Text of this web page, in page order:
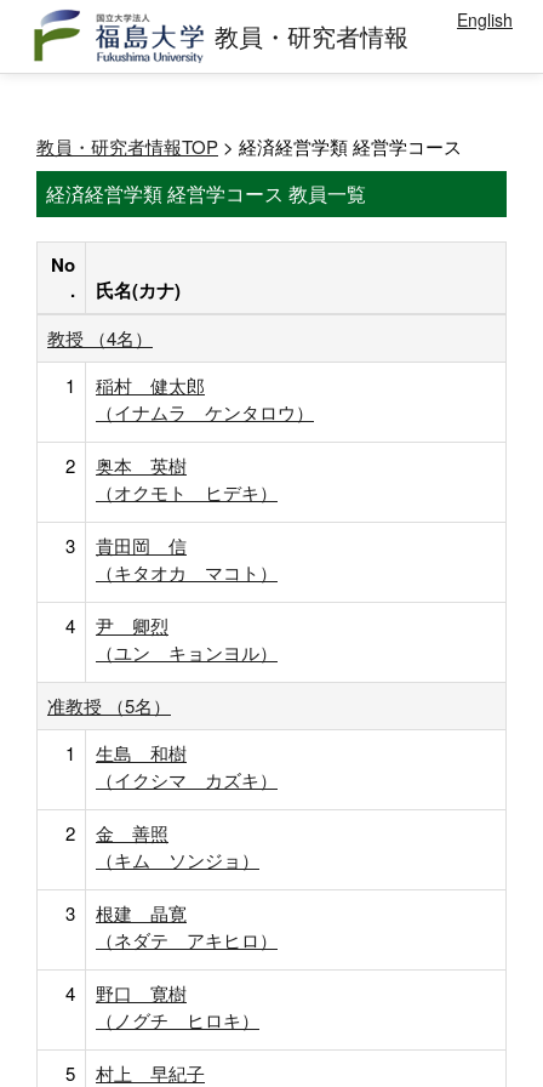
教員・研究者情報 English
教員・研究者情報TOP > 経済経営学類 経営学コース
経済経営学類 経営学コース 教員一覧
No
.
氏名(カナ)
教授 （4名）
1
稲村 健太郎
（イナムラ ケンタロウ）
2
奥本 英樹
（オクモト ヒデキ）
3
貴田岡 信
（キタオカ マコト）
4
尹 卿烈
（ユン キョンヨル）
准教授 （5名）
1
生島 和樹
（イクシマ カズキ）
2
金 善照
（キム ソンジョ）
3
根建 晶寛
（ネダテ アキヒロ）
4
野口 寛樹
（ノグチ ヒロキ）
5 村上 早紀子